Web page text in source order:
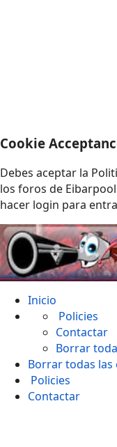
Cookie
Debes aceptar la
los foros de
hacer login para
Inicio
Policies
Contactar
Borrar
Borrar todas las
Policies
Contactar